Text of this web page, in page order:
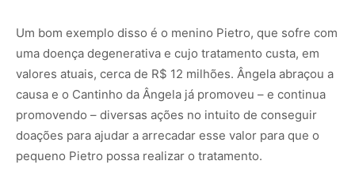
Um bom exemplo disso é o menino Pietro, que sofre com
uma doença degenerativa e cujo tratamento custa, em
valores atuais, cerca de R$ 12 milhões. Ângela abraçou a
causa e o Cantinho da Ângela já promoveu – e continua
promovendo – diversas ações no intuito de conseguir
doações para ajudar a arrecadar esse valor para que o
pequeno Pietro possa realizar o tratamento.